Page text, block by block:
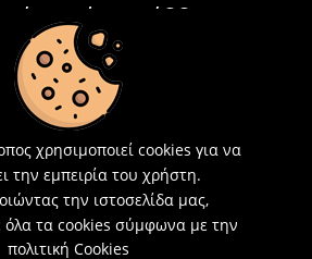
Δευτέρα - Σάββατο
09:00 - 15:00
Τ: 26214 00104
info@acosmetics.gr
χρησιμοποιεί cookies για να
την εμπειρία του χρήστη.
την ιστοσελίδα μας,
όλα τα cookies σύμφωνα με την
πολιτική Cookies